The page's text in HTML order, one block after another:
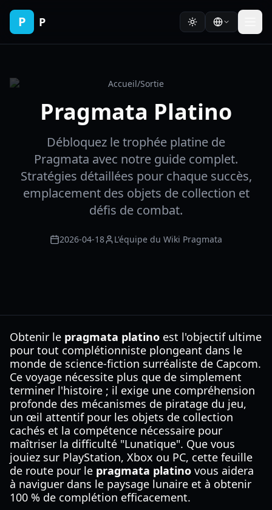
P P
Accueil/Sortie
Pragmata Platino
Débloquez le trophée platine de
Pragmata avec notre guide complet.
Stratégies détaillées pour chaque succès,
emplacement des objets de collection et
défis de combat.
2026-04-18 L'équipe du Wiki Pragmata
Obtenir le pragmata platino est l'objectif ultime
pour tout complétionniste plongeant dans le
monde de science-fiction surréaliste de Capcom.
Ce voyage nécessite plus que de simplement
terminer l'histoire ; il exige une compréhension
profonde des mécanismes de piratage du jeu,
un œil attentif pour les objets de collection
cachés et la compétence nécessaire pour
maîtriser la difficulté "Lunatique". Que vous
jouiez sur PlayStation, Xbox ou PC, cette feuille
de route pour le pragmata platino vous aidera
à naviguer dans le paysage lunaire et à obtenir
100 % de complétion efficacement.